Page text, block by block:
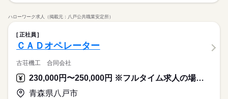
ハローワーク求人（掲載元：八戸公共職業安定所）
正社員
ＣＡＤオペレーター
古荘機工 合同会社
230,000円〜250,000円 ※フルタイム求人の場合は月額（換算額）、パート求人の場合は時間額を表示しています。
青森県八戸市